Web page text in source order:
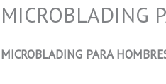
MICROBLADING
MICROBLADING PARA